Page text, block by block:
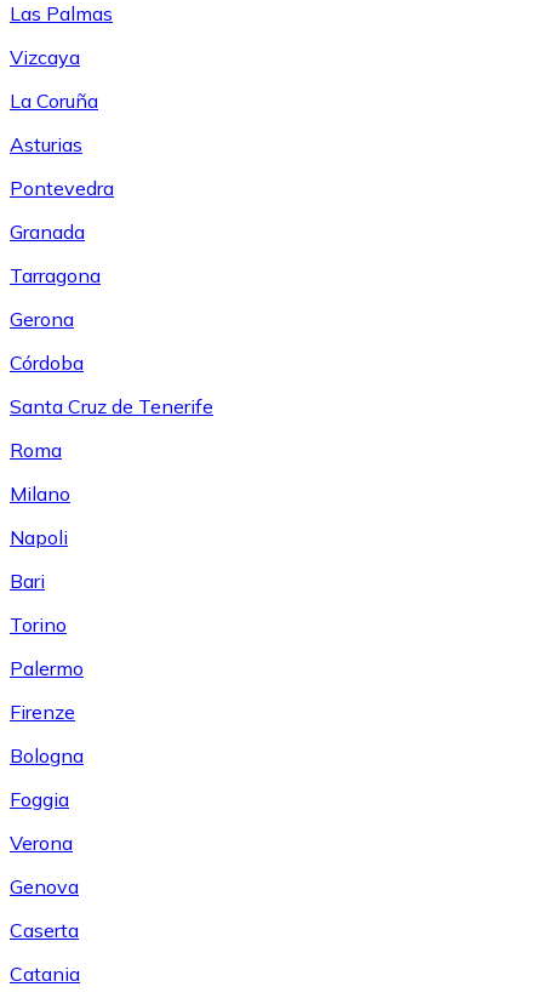
Las Palmas
Vizcaya
La Coruña
Asturias
Pontevedra
Granada
Tarragona
Gerona
Córdoba
Santa Cruz de Tenerife
Roma
Milano
Napoli
Bari
Torino
Palermo
Firenze
Bologna
Foggia
Verona
Genova
Caserta
Catania